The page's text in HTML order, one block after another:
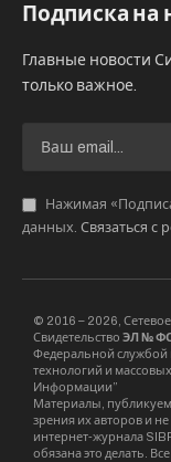
Подписка на
Главные новости
только важное.
Нажимая
данных. Связаться с
© 2016 – 2026,
Свидетельство ЭЛ № ФС
Федеральной службой
технологий и
Информации”
Материалы,
зрения их авторов и
интернет-журнала
обязана это делать.